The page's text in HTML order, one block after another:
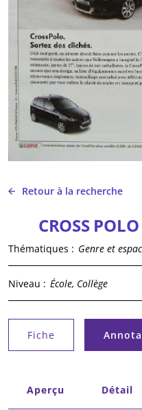
Retour à la recherche
CROSS
Thématiques : Genre et
Niveau : École, Collège
Onglets principaux
Fiche (onglet
Aperçu Détail